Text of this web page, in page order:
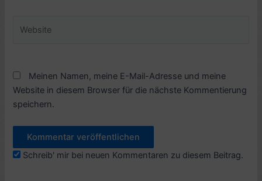
Meinen Namen, meine E-Mail-Adresse und meine
Website in diesem Browser für die nächste Kommentierung
speichern.
Schreib' mir bei neuen Kommentaren zu diesem Beitrag.